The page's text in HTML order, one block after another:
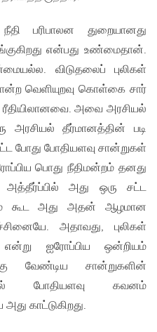
பரிபாலன துறையானது
என்பது உண்மைதான்.
விடுதலைப் புலிகள்
வெளியுறவு கொள்கை சார்
ரீதியிலானவை. அவை அரசியல்
அரசியல் தீர்மானத்தின் படி
போது போதியளவு சான்றுகள்
பொது நீதிமன்றம் தனது
அத்தீர்ப்பில் அது ஒரு சட்ட
கூட அது அதன் ஆழமான
அதாவது, புலிகள்
ஐரோப்பிய ஒன்றியம்
வேண்டிய சான்றுகளின்
போதியளவு கவனம்
காட்டுகிறது.